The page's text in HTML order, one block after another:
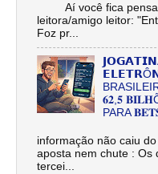
Aí você fica
leitora/amigo leitor:
Foz pr...
𝟔𝟐,𝟓
PARA
informação não caiu
aposta nem chute : Os
tercei...